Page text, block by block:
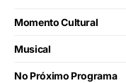
Momento Cultural
Musical
No Próximo Programa